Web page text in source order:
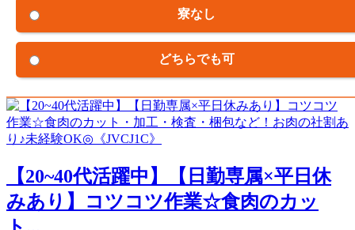
寮なし
どちらでも可
【20~40代活躍中】【日勤専属×平日休
みあり】コツコツ作業☆食肉のカッ